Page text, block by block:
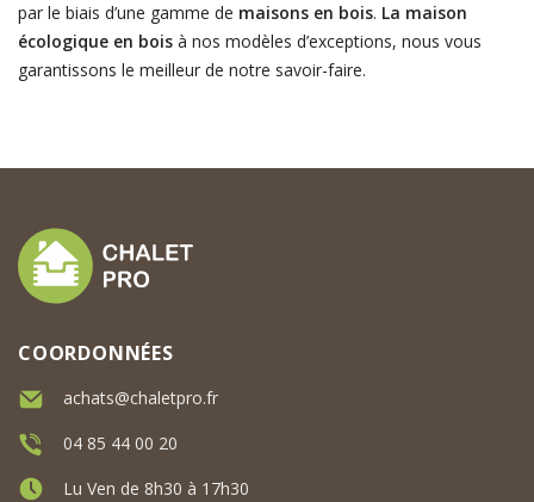
par le biais d’une gamme de maisons en bois. La maison
écologique en boisà nos modèles d’exceptions, nous vous
garantissons le meilleur de notre savoir-faire.
COORDONNÉES
achats@chaletpro.fr
04 85 44 00 20
Lu Ven de 8h30 à 17h30